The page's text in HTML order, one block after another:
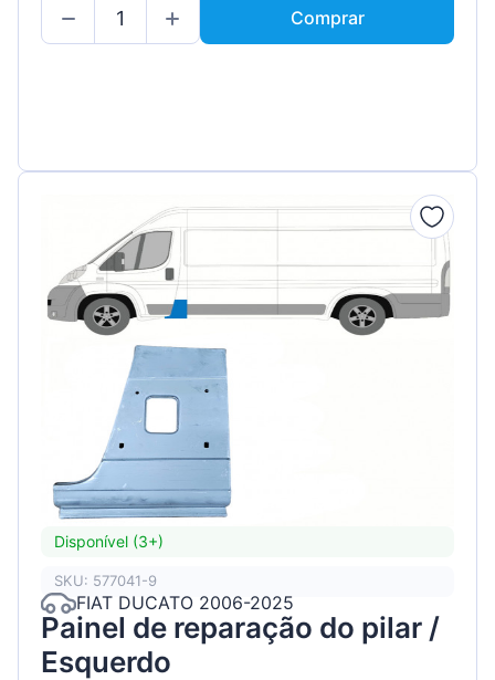
Comprar
Disponível (3+)
SKU: 577041-9
FIAT DUCATO 2006-2025
Painel de reparação do pilar /
Esquerdo